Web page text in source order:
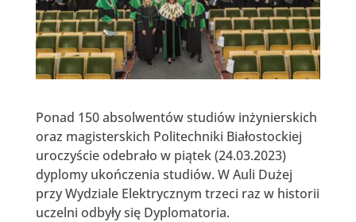
Ponad 150 absolwentów studiów inżynierskich
oraz magisterskich Politechniki Białostockiej
uroczyście odebrało w piątek (24.03.2023)
dyplomy ukończenia studiów. W Auli Dużej
przy Wydziale Elektrycznym trzeci raz w historii
uczelni odbyły się Dyplomatoria.